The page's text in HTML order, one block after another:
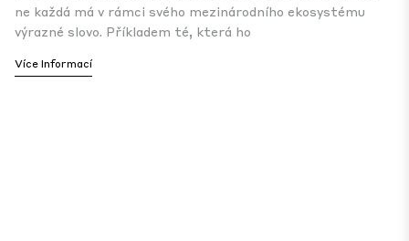
ne každá má v rámci svého mezinárodního ekosystému
výrazné slovo. Příkladem té, která ho
Více Informací